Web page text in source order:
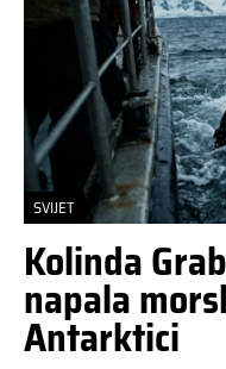
SVIJET
Kolinda
napala
Antarktici